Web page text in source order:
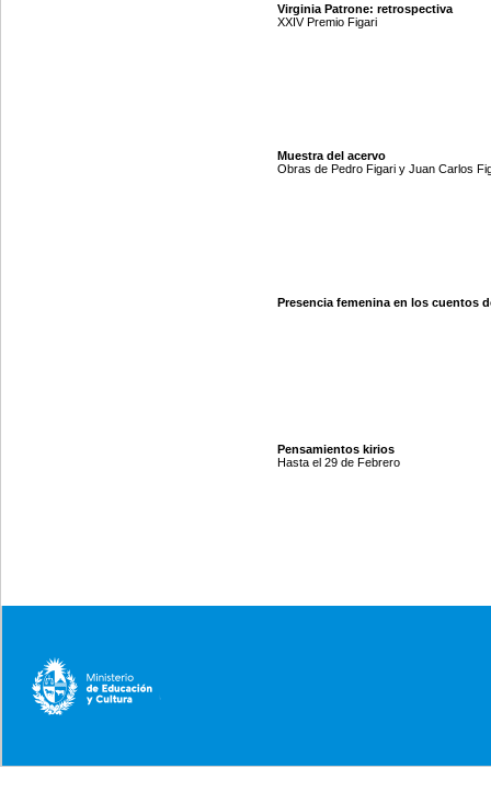
Virginia Patrone: retrospectiva
XXIV Premio Figari
Muestra del acervo
Obras de Pedro Figari y Juan Carlos
Presencia femenina en los cuentos
Pensamientos kirios
Hasta el 29 de Febrero